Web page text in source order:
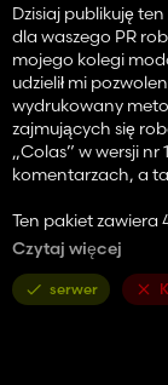
Dzisiaj publikuję
dla waszego PR
mojego kolegi
udzielił mi
wydrukowany
zajmujących się
„Colas” w wersji nr
komentarzach, a
Ten pakiet zawiera
potrzeby:
⮕ Klasyczna
⮕ Klasyczna
Czytaj więcej
serwer